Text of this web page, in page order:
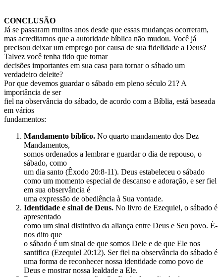
CONCLUSÃO
Já se passaram muitos anos desde que essas mudanças ocorreram,
mas acreditamos que a autoridade bíblica não mudou. Você já
precisou deixar um emprego por causa de sua fidelidade a Deus?
Talvez você tenha tido que tomar
decisões importantes em sua casa para tornar o sábado um
verdadeiro deleite?
Por que devemos guardar o sábado em pleno século 21? A
importância de ser
fiel na observância do sábado, de acordo com a Bíblia, está baseada
em vários
fundamentos:
Mandamento bíblico. No quarto mandamento dos Dez
Mandamentos,
somos ordenados a lembrar e guardar o dia de repouso, o
sábado, como
um dia santo (Êxodo 20:8-11). Deus estabeleceu o sábado
como um momento especial de descanso e adoração, e ser fiel
em sua observância é
uma expressão de obediência à Sua vontade.
Identidade e sinal de Deus. No livro de Ezequiel, o sábado é
apresentado
como um sinal distintivo da aliança entre Deus e Seu povo. É-
nos dito que
o sábado é um sinal de que somos Dele e de que Ele nos
santifica (Ezequiel 20:12). Ser fiel na observância do sábado é
uma forma de reconhecer nossa identidade como povo de
Deus e mostrar nossa lealdade a Ele.